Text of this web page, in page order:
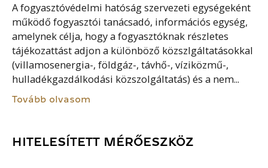
A fogyasztóvédelmi hatóság szervezeti egységeként
működő fogyasztói tanácsadó, információs egység,
amelynek célja, hogy a fogyasztóknak részletes
tájékozattást adjon a különböző közszlgáltatásokkal
(villamosenergia-, földgáz-, távhő-, víziközmű-,
hulladékgazdálkodási közszolgáltatás) és a nem...
Tovább olvasom
HITELESÍTETT MÉRŐESZKÖZ